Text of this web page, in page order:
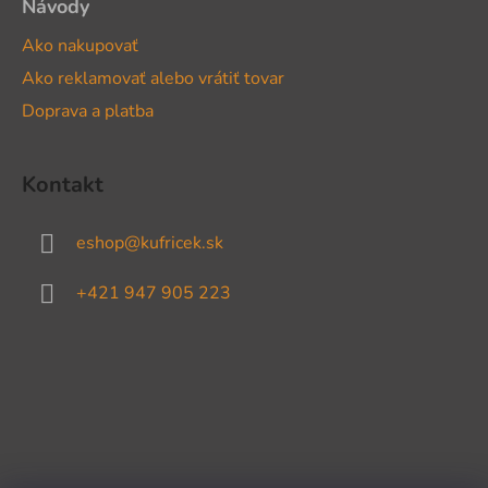
Návody
Ako nakupovať
Ako reklamovať alebo vrátiť tovar
Doprava a platba
Kontakt
eshop@kufricek.sk
+421 947 905 223